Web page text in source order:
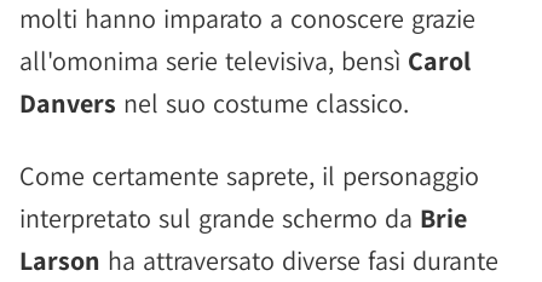
molti hanno imparato a conoscere grazie
all'omonima serie televisiva, bensì Carol
Danvers nel suo costume classico.
Come certamente saprete, il personaggio
interpretato sul grande schermo da Brie
Larson ha attraversato diverse fasi durante